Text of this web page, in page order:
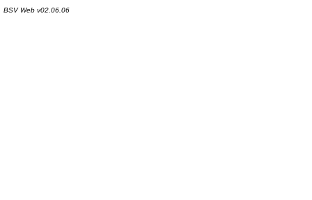
BSV Web v02.06.06